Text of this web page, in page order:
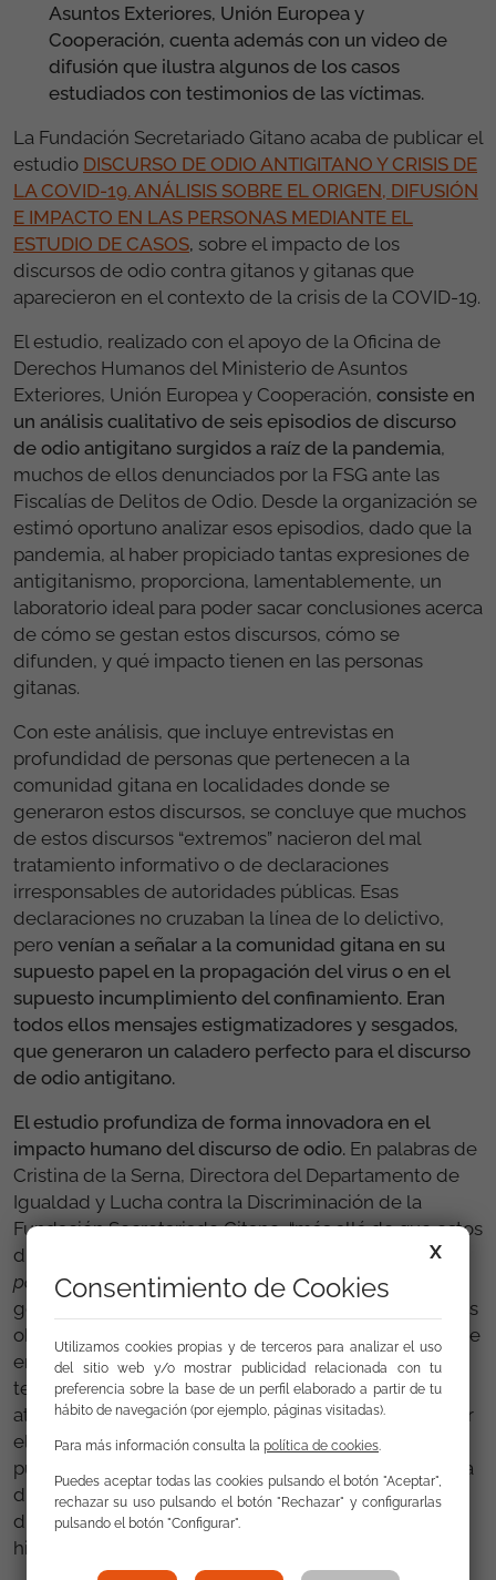
Asuntos Exteriores, Unión Europea y
Cooperación, cuenta además con un video de
difusión que ilustra algunos de los casos
estudiados con testimonios de las víctimas.
La Fundación Secretariado Gitano acaba de publicar el
estudio DISCURSO DE ODIO ANTIGITANO Y CRISIS DE
LA COVID-19. ANÁLISIS SOBRE EL ORIGEN, DIFUSIÓN
E IMPACTO EN LAS PERSONAS MEDIANTE EL
ESTUDIO DE CASOS, sobre el impacto de los
discursos de odio contra gitanos y gitanas que
aparecieron en el contexto de la crisis de la COVID-19.
El estudio, realizado con el apoyo de la Oficina de
Derechos Humanos del Ministerio de Asuntos
Exteriores, Unión Europea y Cooperación, consiste en
un análisis cualitativo de seis episodios de discurso
de odio antigitano surgidos a raíz de la pandemia,
muchos de ellos denunciados por la FSG ante las
Fiscalías de Delitos de Odio. Desde la organización se
estimó oportuno analizar esos episodios, dado que la
pandemia, al haber propiciado tantas expresiones de
antigitanismo, proporciona, lamentablemente, un
laboratorio ideal para poder sacar conclusiones acerca
de cómo se gestan estos discursos, cómo se
difunden, y qué impacto tienen en las personas
gitanas.
Con este análisis, que incluye entrevistas en
profundidad de personas que pertenecen a la
comunidad gitana en localidades donde se
generaron estos discursos, se concluye que muchos
de estos discursos “extremos” nacieron del mal
tratamiento informativo o de declaraciones
irresponsables de autoridades públicas. Esas
declaraciones no cruzaban la línea de lo delictivo,
pero venían a señalar a la comunidad gitana en su
supuesto papel en la propagación del virus o en el
supuesto incumplimiento del confinamiento. Eran
todos ellos mensajes estigmatizadores y sesgados,
que generaron un caladero perfecto para el discurso
de odio antigitano.
El estudio profundiza de forma innovadora en el
impacto humano del discurso de odio. En palabras de
Cristina de la Serna, Directora del Departamento de
Igualdad y Lucha contra la Discriminación de la
Fundación Secretariado Gitano, “más allá de que estos
discursos puedan ser ilegales, antidemocráticos, o
políticamente incorrectos, lo importante es que
generan un daño directo y muy grave en las personas
objeto de ellos; tienen un impacto concreto y tangible
en materia de derechos humanos, lo que debemos
tener en cuenta a la hora de tomar medidas para
atajarlo”. Mediante las entrevistas se pudo comprobar
el alcance de este impacto: miedo, señalamiento
público, efecto de chivo expiatorio, estrés, daño en la
dignidad, trauma en la infancia, deshumanización,
discriminación en el acceso a bienes y servicios,
hipervigilancia de mujeres gitanas, aislamiento…
X
Consentimiento de Cookies
Utilizamos cookies propias y de terceros para analizar el uso
del sitio web y/o mostrar publicidad relacionada con tu
preferencia sobre la base de un perfil elaborado a partir de tu
hábito de navegación (por ejemplo, páginas visitadas).
Para más información consulta la política de cookies
Puedes aceptar todas las cookies pulsando el botón "Aceptar",
rechazar su uso pulsando el botón "Rechazar" y configurarlas
pulsando el botón "Configurar".